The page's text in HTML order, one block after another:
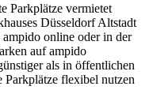
Parkplätze vermietet
Düsseldorf Altstadt
online oder in der
auf ampido
als in öffentlichen
Parkplätze flexibel nutzen